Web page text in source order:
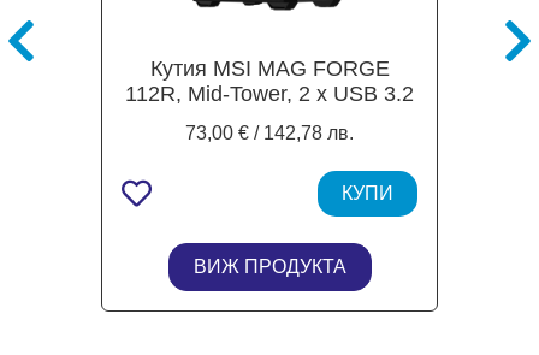
Кутия MSI MAG FORGE
112R, Mid-Tower, 2 x USB 3.2
ITX
73,00 € / 142,78 лв.
КУПИ
ВИЖ ПРОДУКТА